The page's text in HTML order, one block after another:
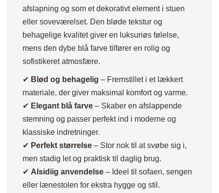
afslapning og som et dekorativt element i stuen
eller soveværelset. Den bløde tekstur og
behagelige kvalitet giver en luksuriøs følelse,
mens den dybe blå farve tilfører en rolig og
sofistikeret atmosfære.
✔ Blød og behagelig – Fremstillet i et lækkert
materiale, der giver maksimal komfort og varme.
✔ Elegant blå farve – Skaber en afslappende
stemning og passer perfekt ind i moderne og
klassiske indretninger.
✔ Perfekt størrelse – Stor nok til at svøbe sig i,
men stadig let og praktisk til daglig brug.
✔ Alsidiig anvendelse – Ideel til sofaen, sengen
eller lænestolen for ekstra hygge og stil.